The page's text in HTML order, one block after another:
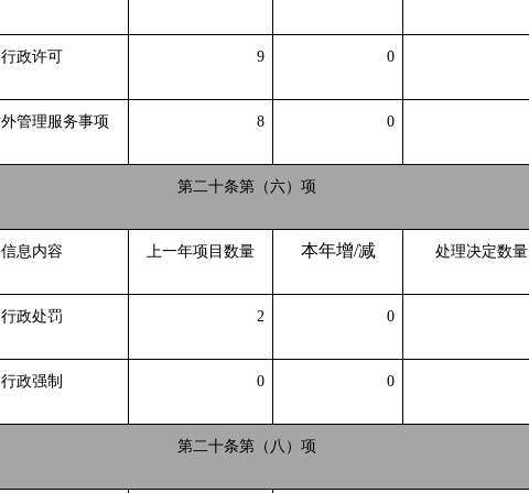
行政许可 9 0
管理服务事项 8 0
第二十条第（六）项
信息内容 上一年项目数量 本年增/减 处理决定数量
行政处罚 2 0
行政强制 0 0
第二十条第（八）项